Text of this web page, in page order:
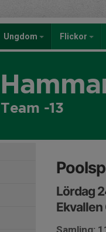
Ungdom Flickor
Team -13
Lördag
Samling: